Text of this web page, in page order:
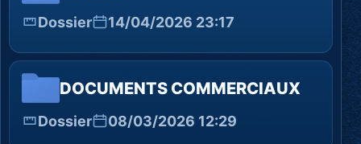
Dossier 14/04/2026 23:17
DOCUMENTS COMMERCIAUX
Dossier 08/03/2026 12:29